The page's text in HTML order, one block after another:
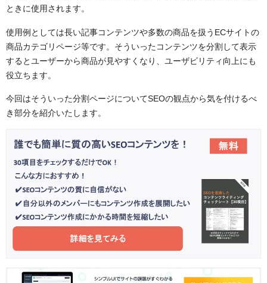
ときに使用されます。
使用例としては長い記事コンテンツや多数の商品を扱うECサイトの
商品カテゴリページ等です。そういったコンテンツを分割して表示
するとユーザーから商品が見やすくなり、ユーザビリティ向上にも
役立ちます。
今回はそういった分割ページについてSEOの観点から気を付けるべ
き部分を紹介いたします。